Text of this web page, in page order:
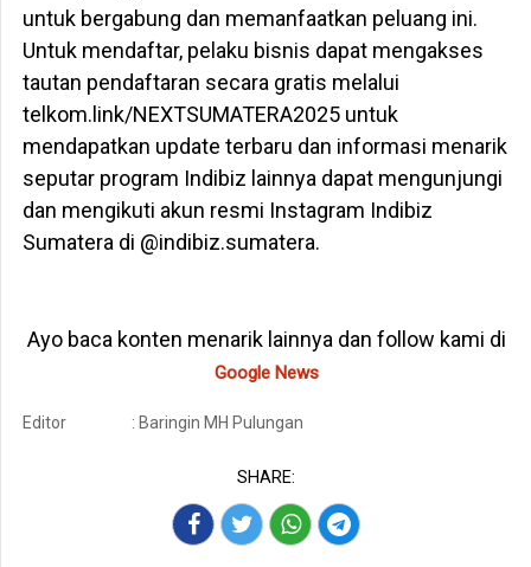
untuk bergabung dan memanfaatkan peluang ini.
Untuk mendaftar, pelaku bisnis dapat mengakses
tautan pendaftaran secara gratis melalui
telkom.link/NEXTSUMATERA2025 untuk
mendapatkan update terbaru dan informasi menarik
seputar program Indibiz lainnya dapat mengunjungi
dan mengikuti akun resmi Instagram Indibiz
Sumatera di @indibiz.sumatera.
Ayo baca konten menarik lainnya dan follow kami di
Google News
Editor : Baringin MH Pulungan
SHARE: